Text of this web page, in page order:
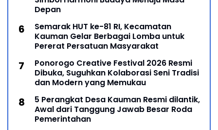
Depan
Semarak HUT ke-81 RI, Kecamatan
Kauman Gelar Berbagai Lomba untuk
Pererat Persatuan Masyarakat
Ponorogo Creative Festival 2026 Resmi
Dibuka, Suguhkan Kolaborasi Seni Tradisi
dan Modern yang Memukau
5 Perangkat Desa Kauman Resmi dilantik,
Awal dari Tanggung Jawab Besar Roda
Pemerintahan